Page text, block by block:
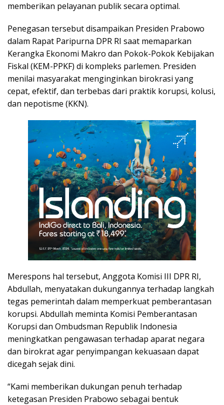
memberikan pelayanan publik secara optimal.
Penegasan tersebut disampaikan Presiden Prabowo
dalam Rapat Paripurna DPR RI saat memaparkan
Kerangka Ekonomi Makro dan Pokok-Pokok Kebijakan
Fiskal (KEM-PPKF) di kompleks parlemen. Presiden
menilai masyarakat menginginkan birokrasi yang
cepat, efektif, dan terbebas dari praktik korupsi, kolusi,
dan nepotisme (KKN).
Merespons hal tersebut, Anggota Komisi III DPR RI,
Abdullah, menyatakan dukungannya terhadap langkah
tegas pemerintah dalam memperkuat pemberantasan
korupsi. Abdullah meminta Komisi Pemberantasan
Korupsi dan Ombudsman Republik Indonesia
meningkatkan pengawasan terhadap aparat negara
dan birokrat agar penyimpangan kekuasaan dapat
dicegah sejak dini.
“Kami memberikan dukungan penuh terhadap
ketegasan Presiden Prabowo sebagai bentuk